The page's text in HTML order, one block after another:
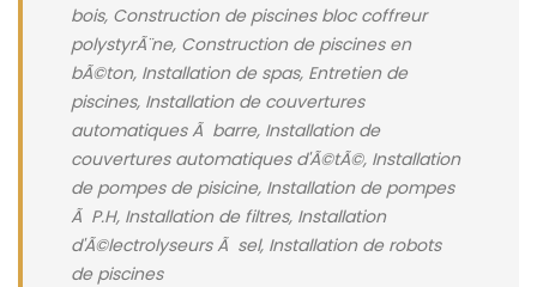
bois, Construction de piscines bloc coffreur
polystyrÃ¨ne, Construction de piscines en
bÃ©ton, Installation de spas, Entretien de
piscines, Installation de couvertures
automatiques Ã barre, Installation de
couvertures automatiques d'Ã©tÃ©, Installation
de pompes de pisicine, Installation de pompes
Ã P.H, Installation de filtres, Installation
d'Ã©lectrolyseurs Ã sel, Installation de robots
de piscines